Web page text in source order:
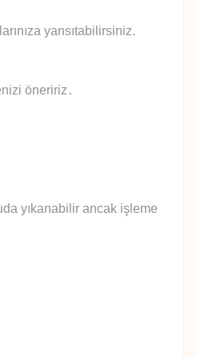
yansıtabilirsiniz.
öneririz .
yıkanabilir ancak işleme